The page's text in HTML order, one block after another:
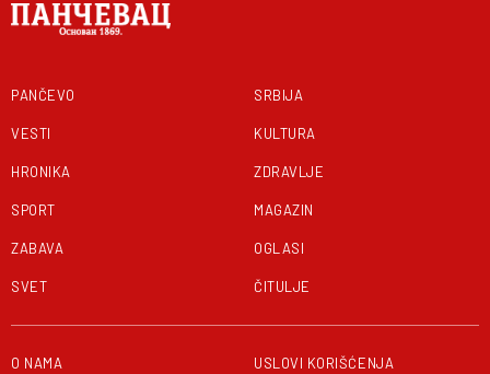
PANČEVO
VESTI
HRONIKA
SPORT
ZABAVA
SVET
SRBIJA
KULTURA
ZDRAVLJE
MAGAZIN
OGLASI
ČITULJE
O NAMA USLOVI KORIŠĆENJA